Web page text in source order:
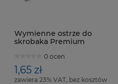
Wymienne ostrze do
skrobaka Premium
5141000)0 ocen
1,65 zł
zawiera 23% VAT, bez kosztów